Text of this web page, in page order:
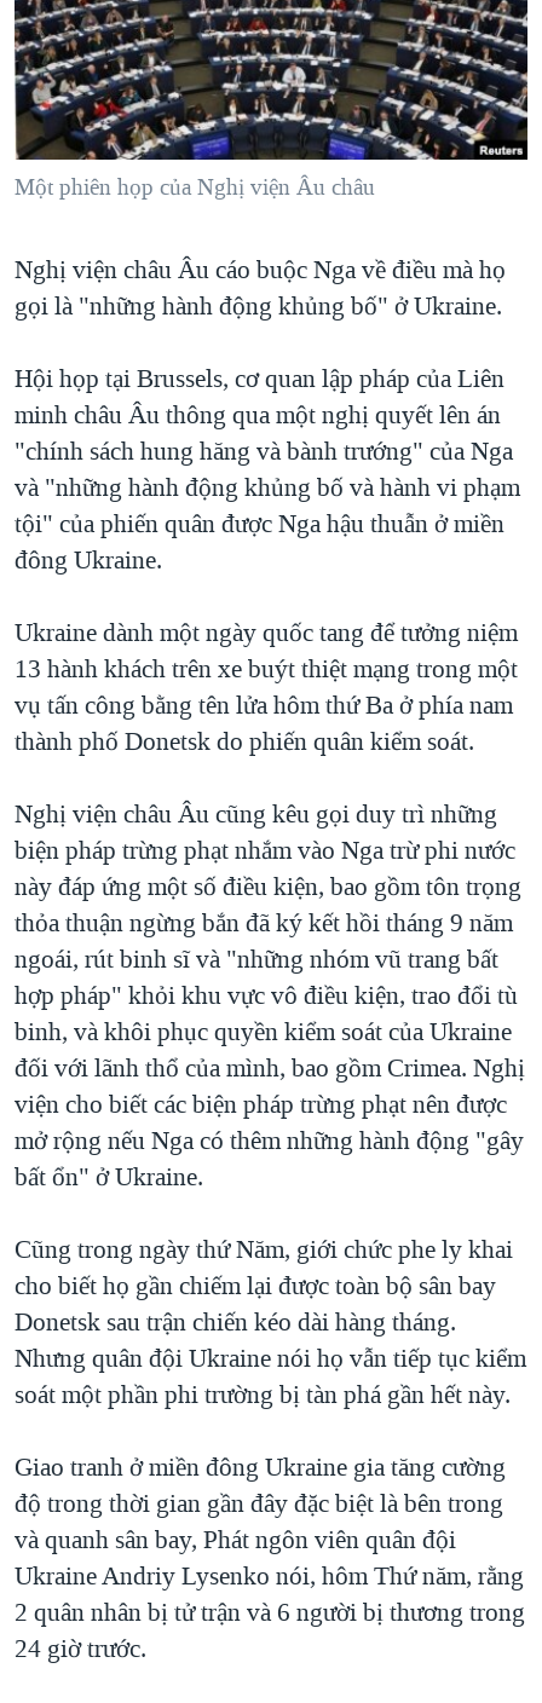
"Tìm"NGƯỜI VIỆT HẢI NGOẠI
ĐỜI SỐNG
KINH TẾ
KHOA HỌC
SỨC KHOẺ
THỂ THAO
TẠI
HÀNH TRÌNH BẦU CỬ 2024
MỘT NĂM CHIẾN TRANH TẠI DẢI GAZA
GIẢI MÃ VÀNH ĐAI & CON ĐƯỜNG
NGÀY TỊ NẠN THẾ GIỚI
GROUND ZERO – XƯA VÀ NAY
CHI PHÍ CHIẾN TRANH AFGHANISTAN
THƯỢNG ĐỈNH TRUMP-KIM TẠI VIỆT NAM
TRỊNH VĨNH BÌNH VS. CHÍNH PHỦ VIỆT NAM
NGƯ DÂN VIỆT VÀ LÀN SÓNG TRỘM HẢI SÂM
BÊN KIA QUỐC LỘ: TIẾNG VỌNG TỪ NÔNG THÔN MỸ
QUAN HỆ VIỆT MỸ
VIDEO
NGHE
MẠNG XÃ HỘI
Một phiên họp của Nghị viện Âu châu
Nghị viện châu Âu cáo buộc Nga về điều mà họ
gọi là "những hành động khủng bố" ở Ukraine.
Hội họp tại Brussels, cơ quan lập pháp của Liên
minh châu Âu thông qua một nghị quyết lên án
"chính sách hung hăng và bành trướng" của Nga
và "những hành động khủng bố và hành vi phạm
tội" của phiến quân được Nga hậu thuẫn ở miền
đông Ukraine.
Ukraine dành một ngày quốc tang để tưởng niệm
13 hành khách trên xe buýt thiệt mạng trong một
vụ tấn công bằng tên lửa hôm thứ Ba ở phía nam
thành phố Donetsk do phiến quân kiểm soát.
Nghị viện châu Âu cũng kêu gọi duy trì những
biện pháp trừng phạt nhắm vào Nga trừ phi nước
này đáp ứng một số điều kiện, bao gồm tôn trọng
thỏa thuận ngừng bắn đã ký kết hồi tháng 9 năm
ngoái, rút binh sĩ và "những nhóm vũ trang bất
hợp pháp" khỏi khu vực vô điều kiện, trao đổi tù
binh, và khôi phục quyền kiểm soát của Ukraine
đối với lãnh thổ của mình, bao gồm Crimea. Nghị
viện cho biết các biện pháp trừng phạt nên được
mở rộng nếu Nga có thêm những hành động "gây
bất ổn" ở Ukraine.
Cũng trong ngày thứ Năm, giới chức phe ly khai
cho biết họ gần chiếm lại được toàn bộ sân bay
Donetsk sau trận chiến kéo dài hàng tháng.
Nhưng quân đội Ukraine nói họ vẫn tiếp tục kiểm
soát một phần phi trường bị tàn phá gần hết này.
Giao tranh ở miền đông Ukraine gia tăng cường
độ trong thời gian gần đây đặc biệt là bên trong
và quanh sân bay, Phát ngôn viên quân đội
Ukraine Andriy Lysenko nói, hôm Thứ năm, rằng
2 quân nhân bị tử trận và 6 người bị thương trong
24 giờ trước.